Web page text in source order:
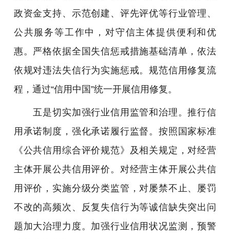
政资金支持、示范创建、评先评优等行业管理、
公共服务等工作中，对守信主体提供便利和优
惠。严格依据全国失信惩戒措施基础清单，依法
依规对违法失信行为实施惩戒。规范信用修复流
程，通过“信用中国”统一开展信用修复。
五是切实加强行业信用监管和治理。推行信
用承诺制度，强化承诺履行监督。按照国家标准
《公共信用综合评价规范》及相关规定，对经营
主体开展公共信用评价。对经营主体开展公共信
用评价，实施分级分类监管，对屡禁不止、屡罚
不改的高频次、反复失信行为等诚信缺失突出问
题加大治理力度。加强行业信用状况监测，预警